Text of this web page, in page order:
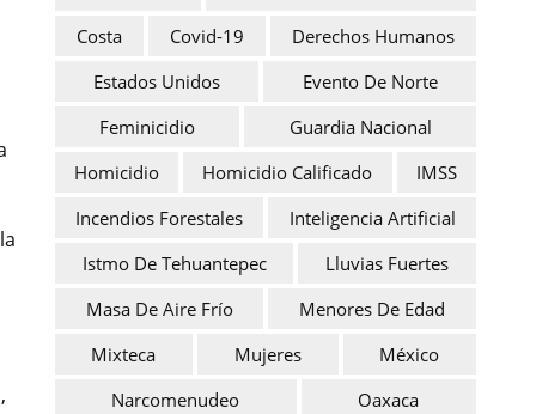
Costa
Covid-19
Derechos Humanos
Estados Unidos
Evento De Norte
Feminicidio
Guardia Nacional
Homicidio
Homicidio Calificado
IMSS
Incendios Forestales
Inteligencia Artificial
Istmo De Tehuantepec
Lluvias Fuertes
Masa De Aire Frío
Menores De Edad
Mixteca
Mujeres
México
Narcomenudeo
Oaxaca